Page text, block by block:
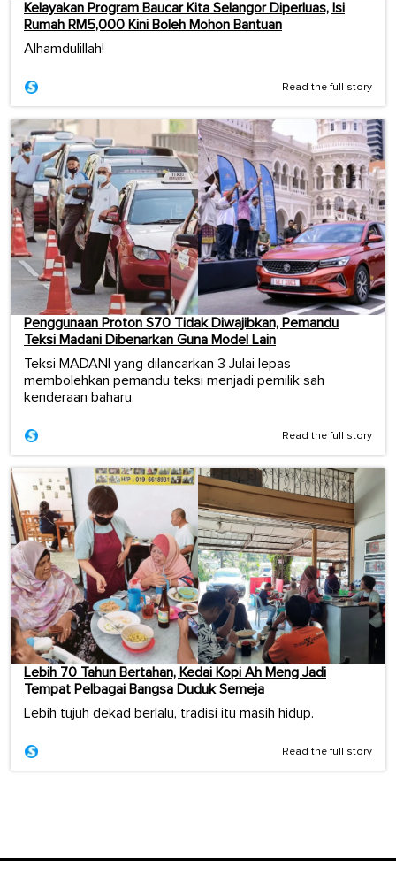
Kelayakan Program Baucar Kita Selangor Diperluas, Isi
Rumah RM5,000 Kini Boleh Mohon Bantuan
Alhamdulillah!
Read the full story
Penggunaan Proton S70 Tidak Diwajibkan, Pemandu
Teksi Madani Dibenarkan Guna Model Lain
Teksi MADANI yang dilancarkan 3 Julai lepas
membolehkan pemandu teksi menjadi pemilik sah
kenderaan baharu.
Read the full story
Lebih 70 Tahun Bertahan, Kedai Kopi Ah Meng Jadi
Tempat Pelbagai Bangsa Duduk Semeja
Lebih tujuh dekad berlalu, tradisi itu masih hidup.
Read the full story